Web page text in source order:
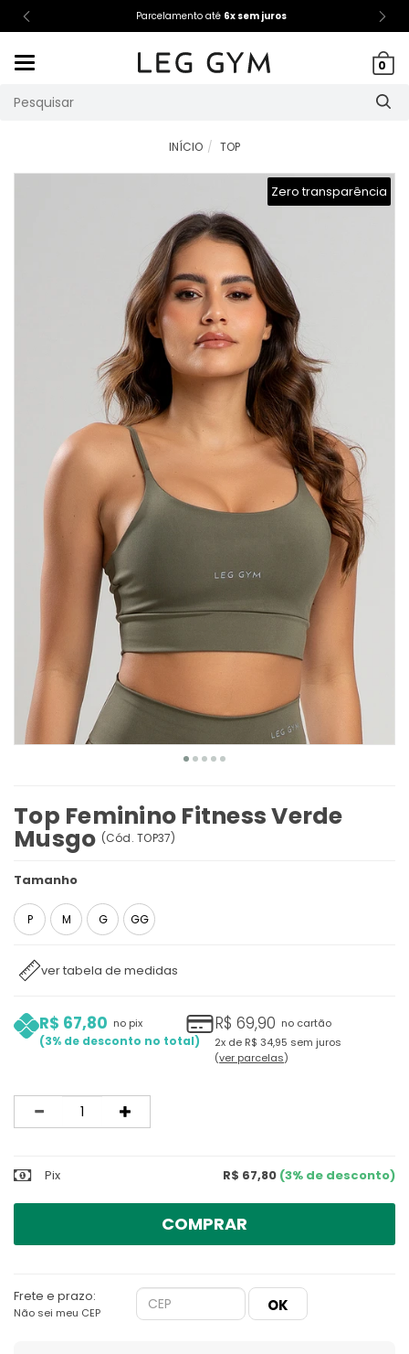
Parcelamento até6x sem juros
0
INÍCIO TOP
Zero transparência
Top Feminino Fitness Verde
Musgo (Cód. TOP37)
Tamanho
P M G GG
ver tabela de medidas
R$ 67,80
3%
no pix R$ 69,90 no cartão
2x de R$ 34,95 sem juros
ver parcelas
Quantidade
Pix R$ 67,80 (3% de desconto)
COMPRAR
Frete e prazo:
Não sei meu CEP